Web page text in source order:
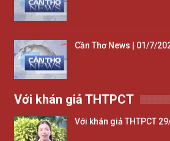
Cần Thơ News | 01/7/
Với khán giả THTPCT
Với khán giả THTPCT